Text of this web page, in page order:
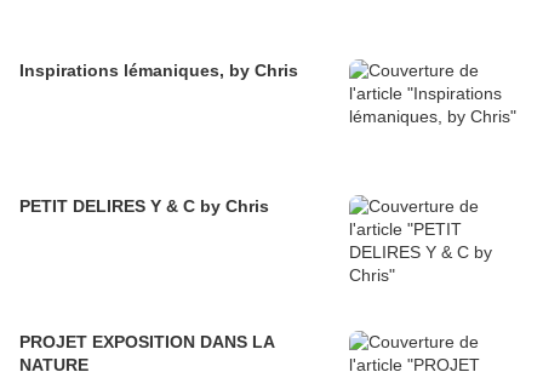
Inspirations lémaniques, by Chris
PETIT DELIRES Y & C by Chris
PROJET EXPOSITION DANS LA
NATURE